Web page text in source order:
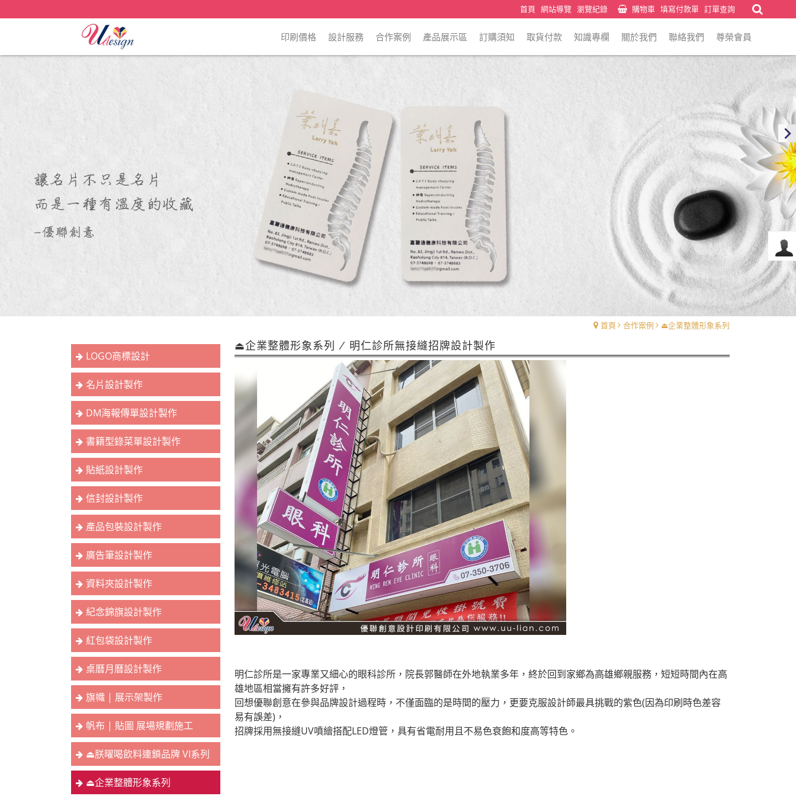
首頁 網站導覽 瀏覽紀錄 購物車 填寫付款單 訂單查詢
印刷價格 設計服務 合作案例 產品展示區 訂購須知 取貨付款 知識專欄 關於我們 聯絡我們 尊榮會員
首頁 合作案例 ⏏︎企業整體形象系列
LOGO商標設計
名片設計製作
DM海報傳單設計製作
書籍型錄菜單設計製作
貼紙設計製作
信封設計製作
產品包裝設計製作
廣告筆設計製作
資料夾設計製作
紀念錦旗設計製作
紅包袋設計製作
桌曆月曆設計製作
旗幟 | 展示架製作
帆布 | 貼圖 展場規劃施工
⏏︎朕曜喝飲料連鎖品牌 VI系列
⏏︎企業整體形象系列
⏏︎企業整體形象系列 / 明仁診所無接縫招牌設計製作
明仁診所是一家專業又細心的眼科診所，院長郭醫師在外地執業多年，終於回到家鄉為高雄鄉親服務，短短時間內在高
雄地區相當擁有許多好評，
回想優聯創意在參與品牌設計過程時，不僅面臨的是時間的壓力，更要克服設計師最具挑戰的紫色(因為印刷時色差容
易有誤差)，
招牌採用無接縫UV噴繪搭配LED燈管，具有省電耐用且不易色衰飽和度高等特色。